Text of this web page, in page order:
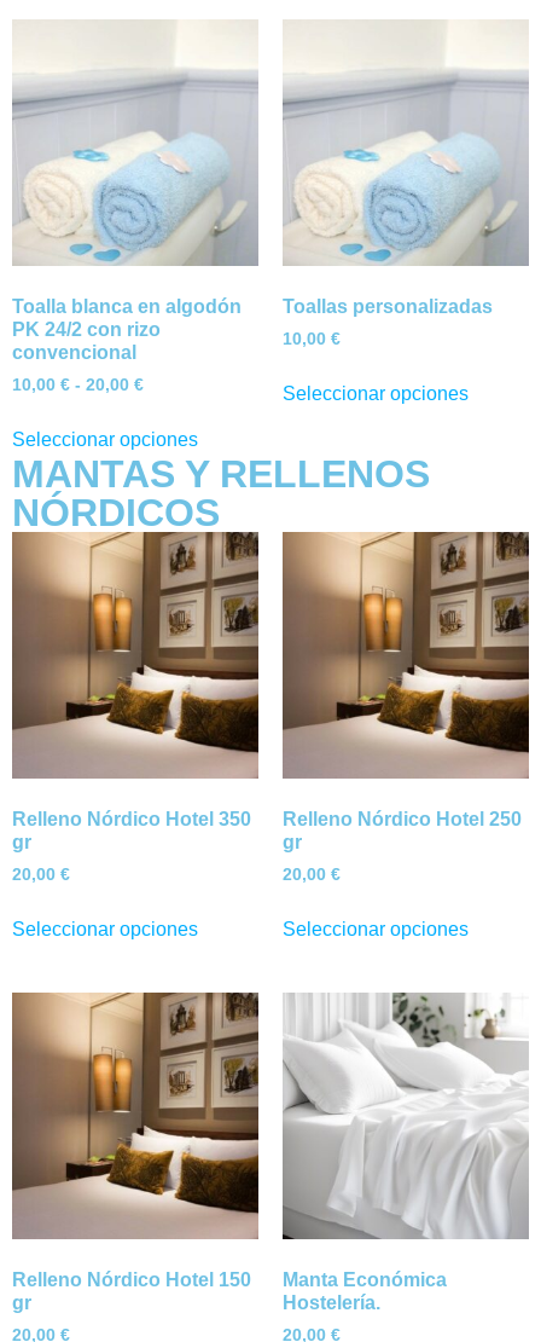
Toalla blanca en algodón
PK 24/2 con rizo
convencional
10,00 € - 20,00 €
Seleccionar opciones
Toallas personalizadas
10,00 €
Seleccionar opciones
MANTAS Y RELLENOS
NÓRDICOS
Relleno Nórdico Hotel 350
gr
20,00 €
Seleccionar opciones
Relleno Nórdico Hotel 250
gr
20,00 €
Seleccionar opciones
Relleno Nórdico Hotel 150
gr
20,00 €
Manta Económica
Hostelería.
20,00 €